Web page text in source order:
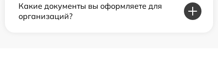
Какие документы вы оформляете для
организаций?